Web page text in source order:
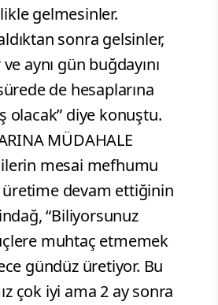
gelmesinler.
sonra gelsinler,
aynı gün buğdayını
de hesaplarına
olacak” diye konuştu.
MÜDAHALE
mesai mefhumu
devam ettiğinin
“Biliyorsunuz
muhtaç etmemek
gündüz üretiyor. Bu
çok iyi ama 2 ay sonra